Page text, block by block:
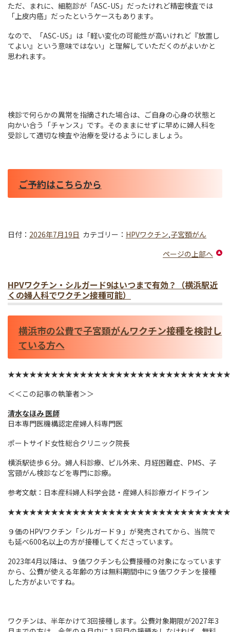
ただ、まれに、細胞診が「ASC-US」だったけれど精密検査では
「上皮内癌」だったというケースもあります。
なので、「ASC-US」は「軽い変化の可能性が高いけれど『放置し
てよい』という意味ではない」と理解していただくのがよいかと
思われます。
検診で何らかの異常を指摘された場合は、ご自身の心身の状態と
向かい合う「チャンス」です。そのままにせずに早めに婦人科を
受診して適切な検査や治療を受けるようにしましょう。
ご予約はこちらから
日付： 2026年7月19日 カテゴリー： HPVワクチン,子宮頚がん
ページの上部へ
HPVワクチン・シルガード9はいつまで有効？（横浜駅近
くの婦人科でワクチン接種可能）
横浜市の公費で子宮頚がんワクチン接種を検討し
ている方へ
＜＜この記事の執筆者＞＞
清水なほみ 医師
日本専門医機構認定産婦人科専門医
ポートサイド女性総合クリニック院長
横浜駅徒歩６分。婦人科診療、ピル外来、月経困難症、PMS、子
宮頸がん検診などを専門に診療。
参考文献：日本産科婦人科学会誌・産婦人科診療ガイドライン
９価のHPVワクチン「シルガード９」が発売されてから、当院で
も延べ600名以上の方が接種してくださっています。
2023年4月以降は、９価ワクチンも公費接種の対象になっています
から、公費が使える年齢の方は無料期間中に９価ワクチンを接種
した方がよいですね。
ワクチンは、半年かけて3回接種します。公費対象期限が2027年3